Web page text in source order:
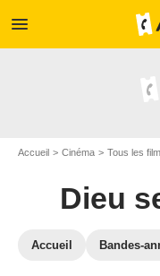
menu
Accueil Cinéma Tous les
Dieu
Accueil Bandes-